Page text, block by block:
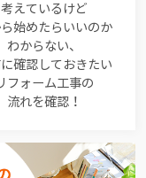
考えているけど
始めたらいいのか
わからない、
確認しておきたい
フォーム工事の
流れを確認！